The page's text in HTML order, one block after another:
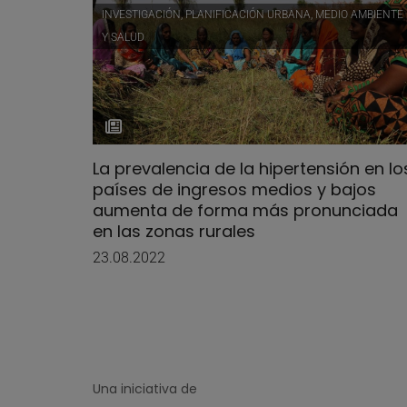
INVESTIGACIÓN, PLANIFICACIÓN URBANA, MEDIO AMBIENTE
Y SALUD
La prevalencia de la hipertensión en
países de ingresos medios y bajos
aumenta de forma más pronunciada
en las zonas rurales
23.08.2022
Una iniciativa de